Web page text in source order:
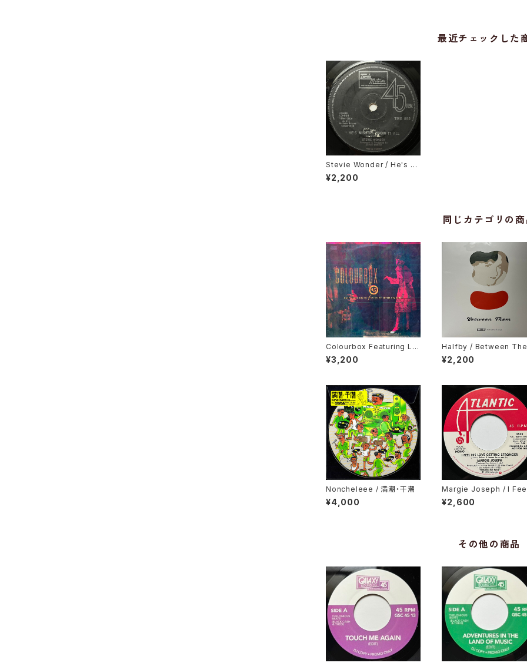
最近チェックした
Stevie Wonder / He's Mi
sstra Know It All
¥2,200
同じカテゴリの商
Colourbox Featuring Lor
ita Grahame / Baby I Lov
e You So
¥3,200
Halfby / Between
¥2,200
Noncheleee / 満潮・干潮
¥4,000
Margie Joseph / I
His Love Getting
er
¥2,600
その他の商品